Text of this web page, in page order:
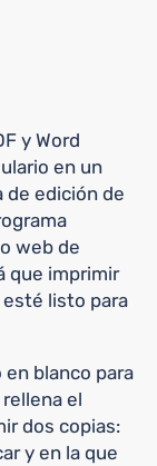
y Word
en un
de edición de
web de
que imprimir
listo para
blanco para
el
dos copias:
y en la que